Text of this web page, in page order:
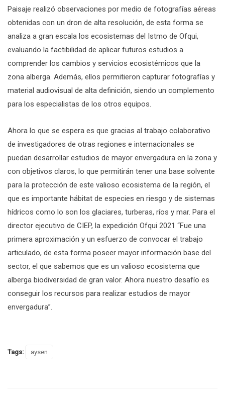
Paisaje realizó observaciones por medio de fotografías aéreas
obtenidas con un dron de alta resolución, de esta forma se
analiza a gran escala los ecosistemas del Istmo de Ofqui,
evaluando la factibilidad de aplicar futuros estudios a
comprender los cambios y servicios ecosistémicos que la
zona alberga. Además, ellos permitieron capturar fotografías y
material audiovisual de alta definición, siendo un complemento
para los especialistas de los otros equipos.
Ahora lo que se espera es que gracias al trabajo colaborativo
de investigadores de otras regiones e internacionales se
puedan desarrollar estudios de mayor envergadura en la zona y
con objetivos claros, lo que permitirán tener una base solvente
para la protección de este valioso ecosistema de la región, el
que es importante hábitat de especies en riesgo y de sistemas
hídricos como lo son los glaciares, turberas, ríos y mar. Para el
director ejecutivo de CIEP, la expedición Ofqui 2021 “Fue una
primera aproximación y un esfuerzo de convocar el trabajo
articulado, de esta forma poseer mayor información base del
sector, el que sabemos que es un valioso ecosistema que
alberga biodiversidad de gran valor. Ahora nuestro desafío es
conseguir los recursos para realizar estudios de mayor
envergadura”.
Tags: aysen